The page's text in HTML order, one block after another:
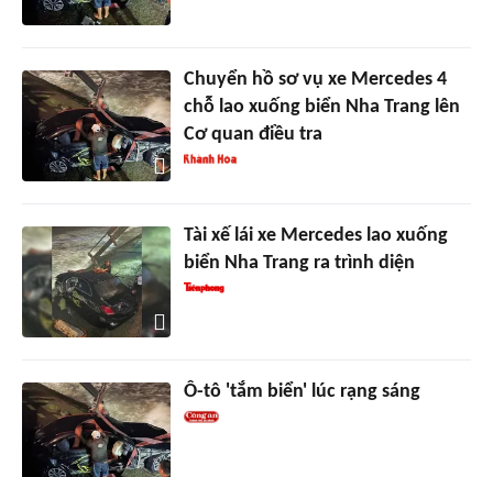
Chuyển hồ sơ vụ xe Mercedes 4
chỗ lao xuống biển Nha Trang lên
Cơ quan điều tra
Tài xế lái xe Mercedes lao xuống
biển Nha Trang ra trình diện
Ô-tô 'tắm biển' lúc rạng sáng